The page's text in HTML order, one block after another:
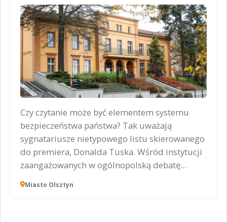
Czy czytanie może być elementem systemu
bezpieczeństwa państwa? Tak uważają
sygnatariusze nietypowego listu skierowanego
do premiera, Donalda Tuska. Wśród instytucji
zaangażowanych w ogólnopolską debatę...
Miasto Olsztyn